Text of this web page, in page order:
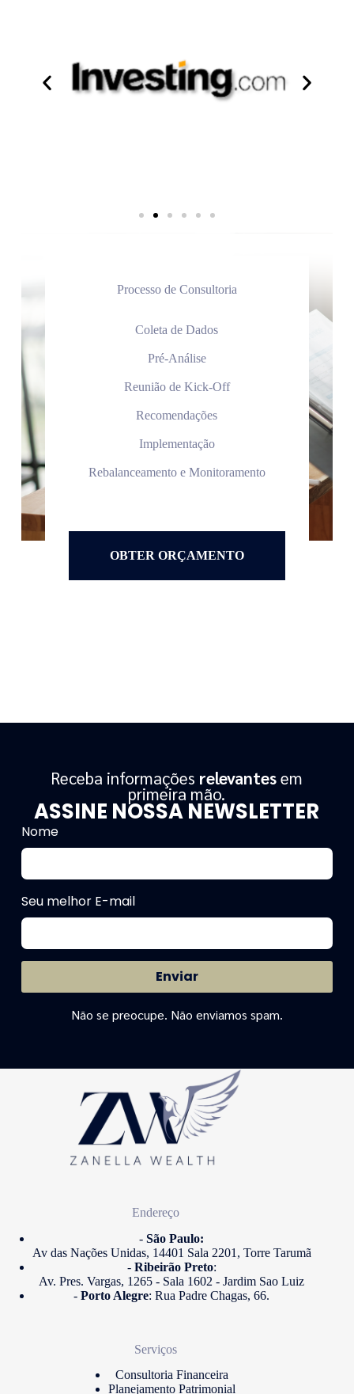
Processo de Consultoria
Coleta de Dados
Pré-Análise
Reunião de Kick-Off
Recomendações
Implementação
Rebalanceamento e Monitoramento
OBTER ORÇAMENTO
Receba informações relevantesem
primeira mão.
ASSINE NOSSA NEWSLETTER
Nome
Seu melhor E-mail
Enviar
Não se preocupe. Não enviamos spam.
Endereço
- São Paulo:
Av das Nações Unidas, 14401 Sala 2201, Torre Tarumã
-Ribeirão Preto:
Av. Pres. Vargas, 1265 - Sala 1602 - Jardim Sao Luiz
-Porto Alegre: Rua Padre Chagas, 66.
Serviços
Consultoria Financeira
Planejamento Patrimonial